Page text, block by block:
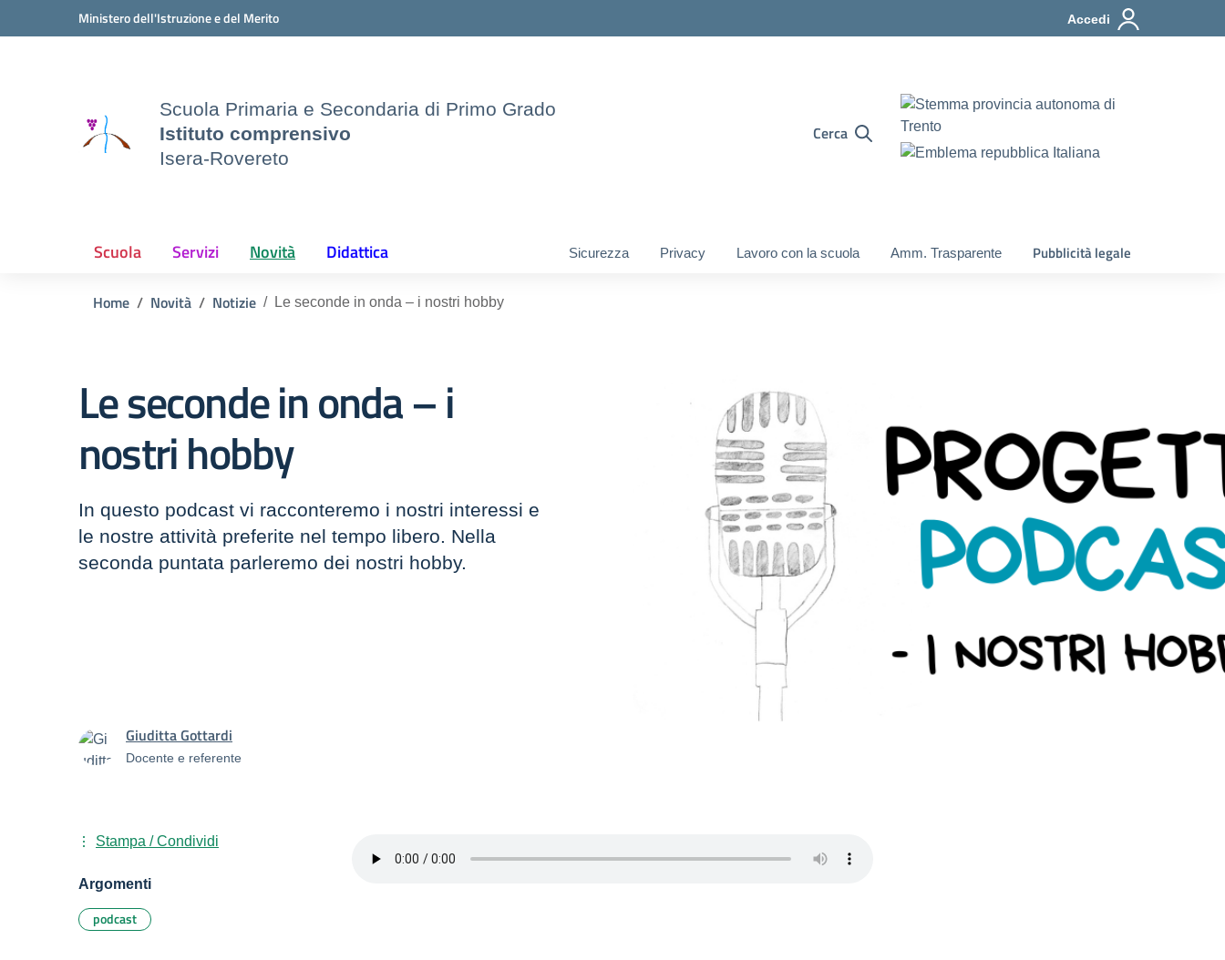
Ministero dell'Istruzione e del Merito Accedi
Scuola Primaria e Secondaria di Primo Grado
Istituto comprensivo
Isera-Rovereto
Cerca
Scuola Servizi Novità Didattica Sicurezza Privacy Lavoro con la scuola Amm. Trasparente Pubblicità legale
Home Novità Notizie Le seconde in onda – i nostri hobby
Le seconde in onda – i
nostri hobby
In questo podcast vi racconteremo i nostri interessi e
le nostre attività preferite nel tempo libero. Nella
seconda puntata parleremo dei nostri hobby.
Giuditta Gottardi
Docente e referente
Stampa / Condividi
Argomenti
podcast